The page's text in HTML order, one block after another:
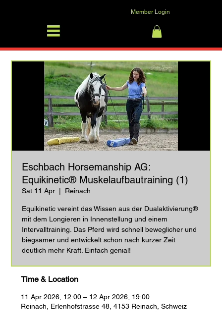
Log In
Member Login
Eschbach Horsemanship AG:
Equikinetic® Muskelaufbautraining (1)
Sat 11 Apr
  |
Reinach
Equikinetic vereint das Wissen aus der Dualaktivierung®
mit dem Longieren in Innenstellung und einem
Intervalltraining. Das Pferd wird schnell beweglicher und
biegsamer und entwickelt schon nach kurzer Zeit
deutlich mehr Kraft. Einfach genial!
Time & Location
11 Apr 2026, 12:00 – 12 Apr 2026, 19:00
Reinach, Erlenhofstrasse 48, 4153 Reinach, Schweiz